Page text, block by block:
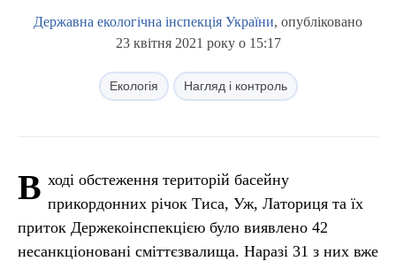
Державна екологічна інспекція України, опубліковано
23 квітня 2021 року о 15:17
Екологія Нагляд і контроль
В ході обстеження територій басейну
прикордонних річок Тиса, Уж, Латориця та їх
приток Держекоінспекцією було виявлено 42
несанкціоновані сміттєзвалища. Наразі 31 з них вже